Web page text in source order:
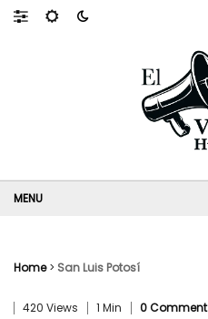
Home> San Luis Potosí
420 Views 1 Min 0 Comment